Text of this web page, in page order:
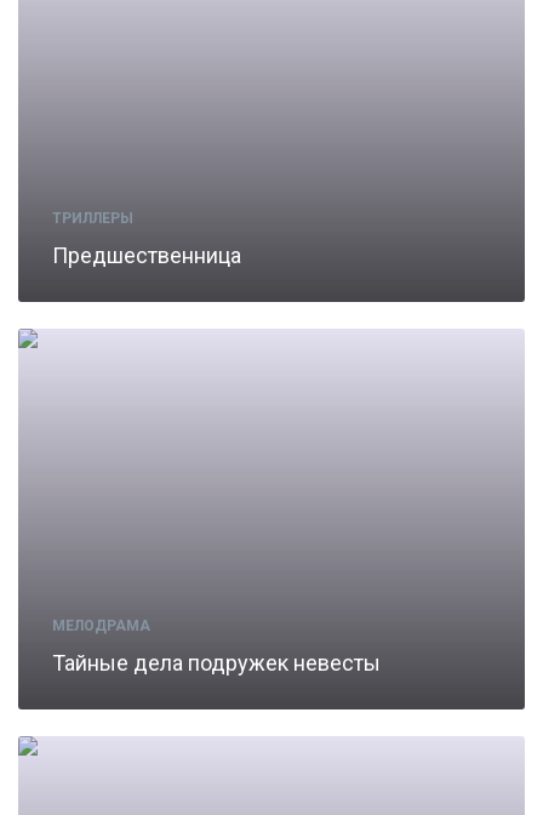
ТРИЛЛЕРЫ
Предшественница
МЕЛОДРАМА
Тайные дела подружек невесты